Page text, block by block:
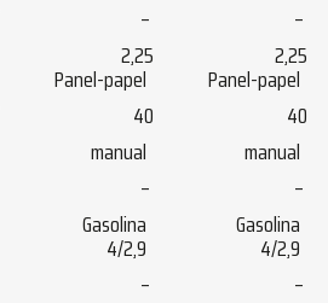
– –
2,25 2,25
Panel-papel Panel-papel
40 40
manual manual
– –
Gasolina Gasolina
4/2,9 4/2,9
– –